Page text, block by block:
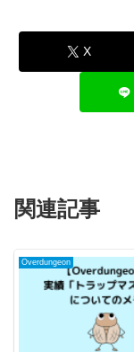
X
関連記事
Overdungeon